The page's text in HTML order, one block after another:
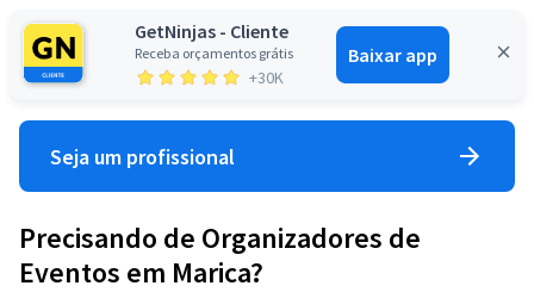
GetNinjas - Cliente
Receba orçamentos grátis
+30K
Baixar app
Entrar
Seja um profissional
Precisando de Organizadores de
Eventos em Marica?